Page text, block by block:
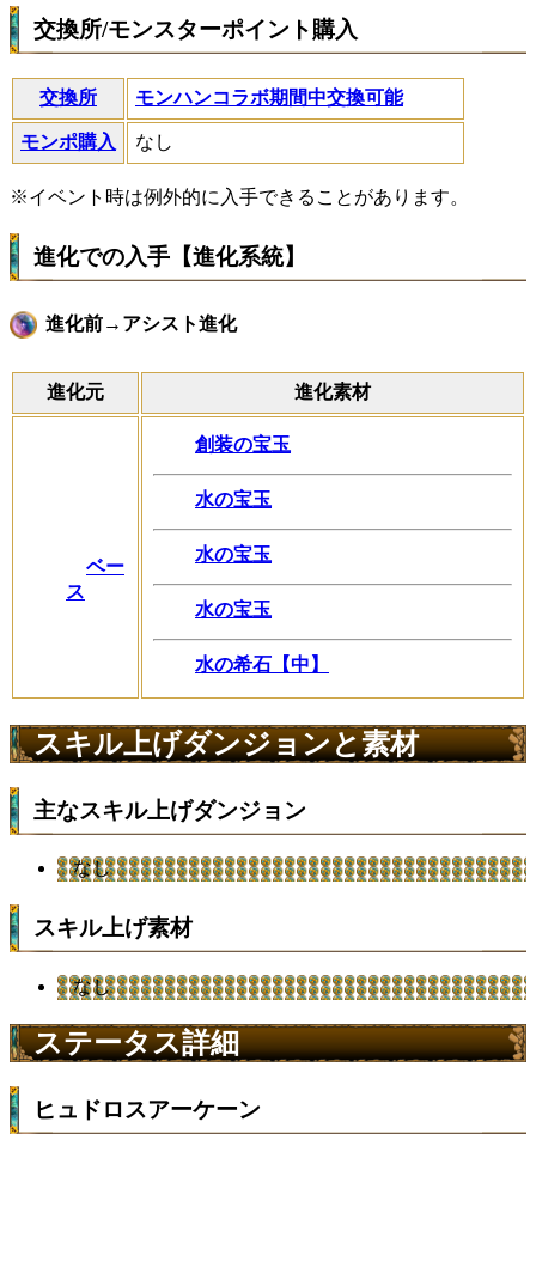
交換所/モンスターポイント購入
交換所 モンハンコラボ期間中交換可能
モンポ購入 なし
※イベント時は例外的に入手できることがあります。
進化での入手【進化系統】
進化前→アシスト進化
進化元 進化素材
ベー
ス
創装の宝玉
水の宝玉
水の宝玉
水の宝玉
水の希石【中】
スキル上げダンジョンと素材
主なスキル上げダンジョン
なし
スキル上げ素材
なし
ステータス詳細
ヒュドロスアーケーン